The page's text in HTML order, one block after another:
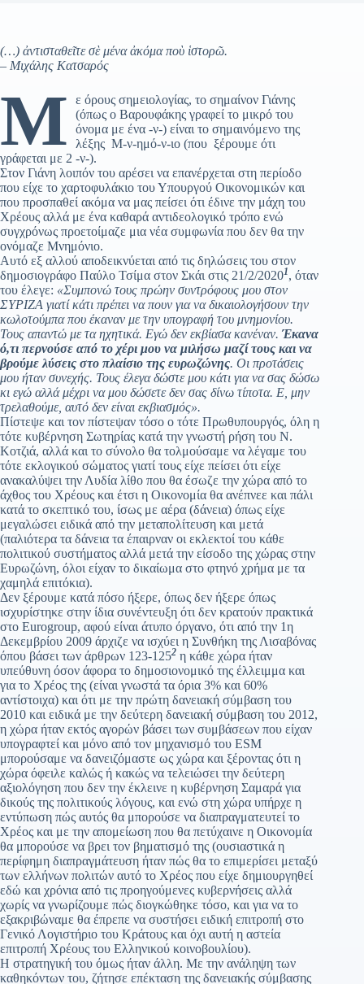
(…) ἀντισταθεῖτε σὲμέναἀκόμα ποὺ ἱστορῶ.
– Μιχάλης Κατσαρός
Μ
ε όρους σημειολογίας, το σημαίνον Γιάνης
(όπως ο Βαρουφάκης γραφεί το μικρό του
όνομα με ένα -ν-) είναι το σημαινόμενο της
λέξης Μ-ν-ημό-ν-ιο (που ξέρουμε ότι
γράφεται με 2 -ν-).
Στον Γιάνη λοιπόν του αρέσει να επανέρχεται στη περίοδο
που είχε το χαρτοφυλάκιο του Υπουργού Οικονομικών και
που προσπαθεί ακόμα να μας πείσει ότι έδινε την μάχη του
Χρέους αλλά με ένα καθαρά αντιδεολογικό τρόπο ενώ
συγχρόνως προετοίμαζε μια νέα συμφωνία που δεν θα την
ονόμαζε Μνημόνιο.
Αυτό εξ αλλού αποδεικνύεται από τις δηλώσεις του στον
δημοσιογράφο Παύλο Τσίμα στον Σκάι στις 21/2/20201, όταν
του έλεγε: «Συμπονώ τους πρώην συντρόφους μου στον
ΣΥΡΙΖΑ γιατί κάτι πρέπει να πουν για να δικαιολογήσουν την
κωλοτούμπα που έκαναν με την υπογραφή του μνημονίου.
Τους απαντώ με τα ηχητικά. Εγώ δεν εκβίασα κανέναν. Έκανα
ό,τι περνούσε από το χέρι μου να μιλήσω μαζί τους και να
βρούμε λύσεις στο πλαίσιο της ευρωζώνης. Οι προτάσεις
μου ήταν συνεχής. Τους έλεγα δώστε μου κάτι για να σας δώσω
κι εγώ αλλά μέχρι να μου δώσετε δεν σας δίνω τίποτα. Ε, μην
τρελαθούμε, αυτό δεν είναι εκβιασμός».
Πίστεψε και τον πίστεψαν τόσο ο τότε Πρωθυπουργός, όλη η
τότε κυβέρνηση Σωτηρίας κατά την γνωστή ρήση του Ν.
Κοτζιά, αλλά και το σύνολο θα τολμούσαμε να λέγαμε του
τότε εκλογικού σώματος γιατί τους είχε πείσει ότι είχε
ανακαλύψει την Λυδία λίθο που θα έσωζε την χώρα από το
άχθος του Χρέους και έτσι η Οικονομία θα ανέπνεε και πάλι
κατά το σκεπτικό του, ίσως με αέρα (δάνεια) όπως είχε
μεγαλώσει ειδικά από την μεταπολίτευση και μετά
(παλιότερα τα δάνεια τα έπαιρναν οι εκλεκτοί του κάθε
πολιτικού συστήματος αλλά μετά την είσοδο της χώρας στην
Ευρωζώνη, όλοι είχαν το δικαίωμα στο φτηνό χρήμα με τα
χαμηλά επιτόκια).
Δεν ξέρουμε κατά πόσο ήξερε, όπως δεν ήξερε όπως
ισχυρίστηκε στην ίδια συνέντευξη ότι δεν κρατούν πρακτικά
στο Eurogroup, αφού είναι άτυπο όργανο, ότι από την 1η
Δεκεμβρίου 2009 άρχιζε να ισχύει η Συνθήκη της Λισαβόνας
όπου βάσει των άρθρων 123-1252 η κάθε χώρα ήταν
υπεύθυνη όσον άφορα το δημοσιονομικό της έλλειμμα και
για το Χρέος της (είναι γνωστά τα όρια 3% και 60%
αντίστοιχα) και ότι με την πρώτη δανειακή σύμβαση του
2010 και ειδικά με την δεύτερη δανειακή σύμβαση του 2012,
η χώρα ήταν εκτός αγορών βάσει των συμβάσεων που είχαν
υπογραφτεί και μόνο από τον μηχανισμό του ESM
μπορούσαμε να δανειζόμαστε ως χώρα και ξέροντας ότι η
χώρα όφειλε καλώς ή κακώς να τελειώσει την δεύτερη
αξιολόγηση που δεν την έκλεινε η κυβέρνηση Σαμαρά για
δικούς της πολιτικούς λόγους, και ενώ στη χώρα υπήρχε η
εντύπωση πώς αυτός θα μπορούσε να διαπραγματευτεί το
Χρέος και με την απομείωση που θα πετύχαινε η Οικονομία
θα μπορούσε να βρει τον βηματισμό της (ουσιαστικά η
περίφημη διαπραγμάτευση ήταν πώς θα το επιμερίσει μεταξύ
των ελλήνων πολιτών αυτό το Χρέος που είχε δημιουργηθεί
εδώ και χρόνια από τις προηγούμενες κυβερνήσεις αλλά
χωρίς να γνωρίζουμε πώς διογκώθηκε τόσο, και για να το
εξακριβώναμε θα έπρεπε να συστήσει ειδική επιτροπή στο
Γενικό Λογιστήριο του Κράτους και όχι αυτή η αστεία
επιτροπή Χρέους του Ελληνικού κοινοβουλίου).
Η στρατηγική του όμως ήταν άλλη. Με την ανάληψη των
καθηκόντων του, ζήτησε επέκταση της δανειακής σύμβασης